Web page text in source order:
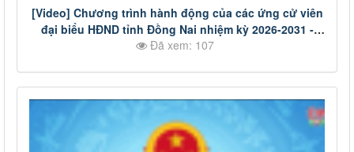
[Video] Chương trình hành động của các ứng cử viên
đại biểu HĐND tỉnh Đồng Nai nhiệm kỳ 2026-2031 -
Đơn vị bầu cử số 20
Đã xem: 107